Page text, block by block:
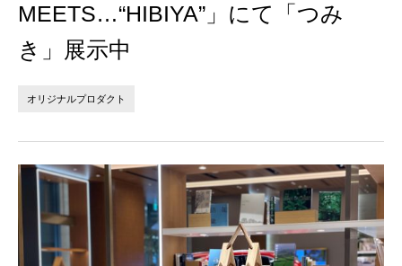
あなたにできること
法人の方へ
JP EN
MEETS…“HIBIYA”」にて「つみ
き」展示中
オリジナルプロダクト